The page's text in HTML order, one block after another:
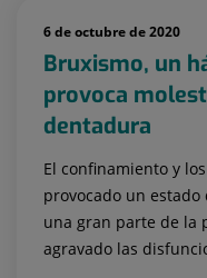
6 de octubre de 2020
Bruxismo, un
provoca
dentadura
El confinamiento y
provocado un
una gran parte de la
agravado las